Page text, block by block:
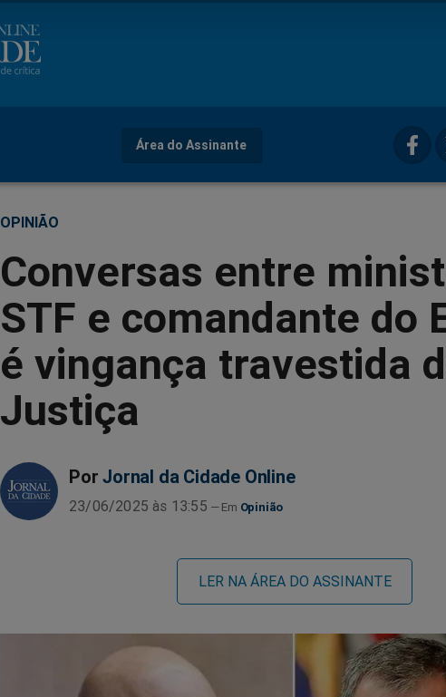
Área do Assinante
OPINIÃO
Conversas entre
STF e comandante do
é vingança travestida
Justiça
Por Jornal da Cidade Online
23/06/2025 às 13:55 Opinião
LER NA ÁREA DO ASSINANTE